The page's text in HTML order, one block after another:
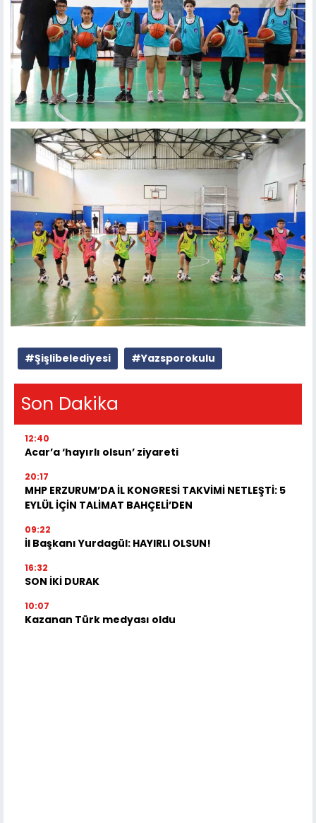
#Şişlibelediyesi #Yazsporokulu
Son Dakika
12:40
Acar’a ‘hayırlı olsun’ ziyareti
20:17
MHP ERZURUM’DA İL KONGRESİ TAKVİMİ NETLEŞTİ: 5
EYLÜL İÇİN TALİMAT BAHÇELİ’DEN
09:22
İl Başkanı Yurdagül: HAYIRLI OLSUN!
16:32
SON İKİ DURAK
10:07
Kazanan Türk medyası oldu